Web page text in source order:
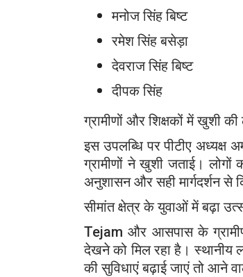
मनोज सिंह बिष्ट
रमेश सिंह बसेड़ा
देवराज सिंह बिष्ट
दीपक सिंह
ग्रामीणों और शिक्षकों में खुशी
इस उपलब्धि पर पीटीए अध्यक्ष
ग्रामीणों ने खुशी जताई।
अनुशासन और सही मार्गदर्शन से
सीमांत क्षेत्र के युवाओं में बढ़ा
Tejam और आसपास के
देखने को मिल रहा है। स्थानीय
की सुविधाएं बढ़ाई जाएं तो